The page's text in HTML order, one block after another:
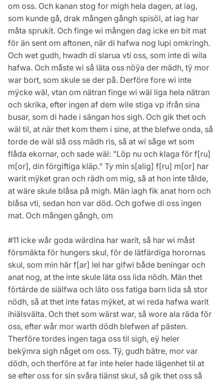
om oss. Och kanan stog for migh hela dagen, at iag,
som kunde gå, drak mången gångh spisöl, at iag har
måta sprukit. Och finge wi mången dag icke en bit mat
för än sent om aftonen, när di hafwa nog lupi omkringh.
Och wet gudh, hwadh di slarua vti oss, som inte di wila
hafwa. Och måste wi så läta oss nöÿa der mädh, tÿ mor
war bort, som skule se der på. Derföre fore wi inte
mÿcke wäl, vtan om nätran finge wi wäl liga hela nätran
och skrika, efter ingen af dem wile stiga vp ifrån sina
busar, som di hade i sängan hos sigh. Och gik thet och
wäl til, at när thet kom them i sine, at the blefwe onda, så
torde de wäl slå oss mädh ris, så at wi såge wt som
flåda ekornar, och sade wäl: "Löp nu och klaga för f[ru]
m[or], din förgiftiga kläp." Ty min s[alig] f[ru] m[or] har
warit mÿket gran och rädh om mig, så at hon inte tålde,
at wäre skule blåsa på migh. Män iagh fik anat horn och
blåsa vti, sedan hon var död. Och gofwe di oss ingen
mat. Och mången gångh, om
#11 icke wår goda wärdina har warit, så har wi måst
försmäkta för hungers skul, för de lätfärdiga horornas
skul, som min här f[ar] lel har gifwi både beningar och
anat nog, at the inte skule läta oss lida nödh. Män thet
förtärde de siälfwa och läto oss fatiga barn lida så stor
nödh, så at thet inte fatas mÿket, at wi reda hafwa warit
ihiälsvälta. Och thet som wärst war, så wore ala räda för
oss, efter wår mor warth dödh blefwen af pästen.
Therföre tordes ingen taga oss til sigh, eÿ heler
bekÿmra sigh någet om oss. Tÿ, gudh bätre, mor var
dödh, och therföre at far inte heler hade lägenhet til at
se efter oss for sin svåra tiänst skul, så gik thet oss så